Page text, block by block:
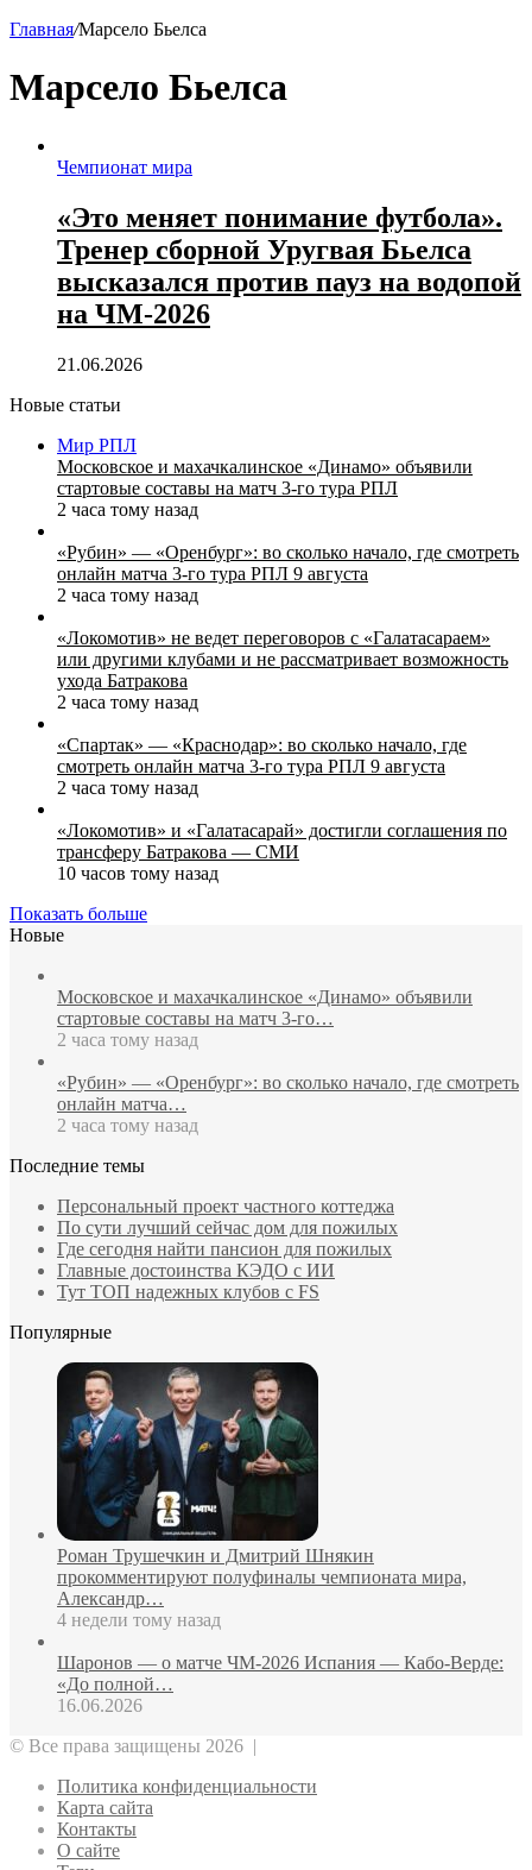
Главная/Марсело Бьелса
Марсело Бьелса
Чемпионат мира
«Это меняет понимание футбола».
Тренер сборной Уругвая Бьелса
высказался против пауз на водопой
на ЧМ‑2026
21.06.2026
Новые статьи
Мир РПЛ
Московское и махачкалинское «Динамо» объявили
стартовые составы на матч 3‑го тура РПЛ
2 часа тому назад
«Рубин» — «Оренбург»: во сколько начало, где смотреть
онлайн матча 3‑го тура РПЛ 9 августа
2 часа тому назад
«Локомотив» не ведет переговоров с «Галатасараем»
или другими клубами и не рассматривает возможность
ухода Батракова
2 часа тому назад
«Спартак» — «Краснодар»: во сколько начало, где
смотреть онлайн матча 3‑го тура РПЛ 9 августа
2 часа тому назад
«Локомотив» и «Галатасарай» достигли соглашения по
трансферу Батракова — СМИ
10 часов тому назад
Показать больше
Новые
Московское и махачкалинское «Динамо» объявили
стартовые составы на матч 3‑го…
2 часа тому назад
«Рубин» — «Оренбург»: во сколько начало, где смотреть
онлайн матча…
2 часа тому назад
Последние темы
Персональный проект частного коттеджа
По сути лучший сейчас дом для пожилых
Где сегодня найти пансион для пожилых
Главные достоинства КЭДО с ИИ
Тут ТОП надежных клубов с FS
Популярные
Роман Трушечкин и Дмитрий Шнякин
прокомментируют полуфиналы чемпионата мира,
Александр…
4 недели тому назад
Шаронов — о матче ЧМ‑2026 Испания — Кабо‑Верде:
«До полной…
16.06.2026
© Все права защищены 2026 |
Политика конфиденциальности
Карта сайта
Контакты
О сайте